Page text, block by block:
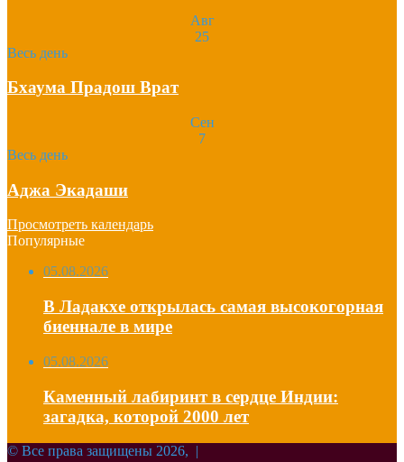
Авг
25
Весь день
Бхаума Прадош Врат
Сен
7
Весь день
Аджа Экадаши
Просмотреть календарь
Популярные
05.08.2026
В Ладакхе открылась самая высокогорная
биеннале в мире
05.08.2026
Каменный лабиринт в сердце Индии:
загадка, которой 2000 лет
© Все права защищены 2026, |